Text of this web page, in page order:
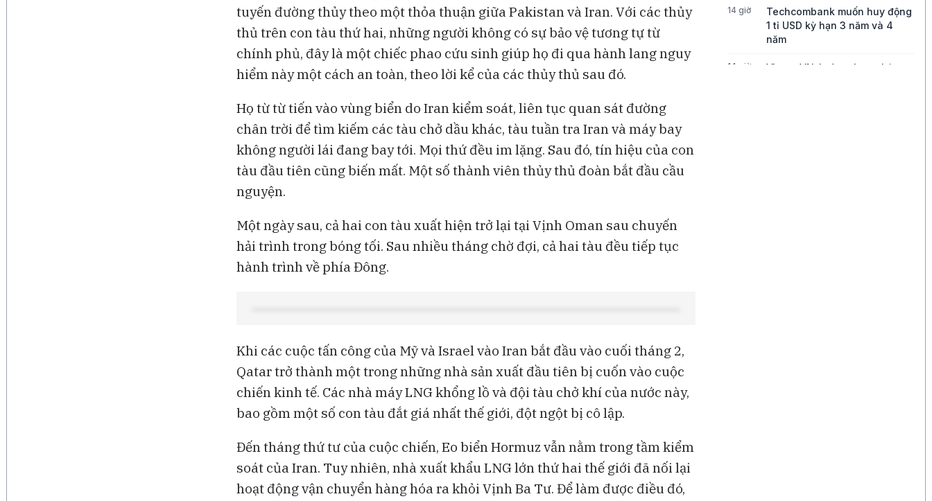
tuyến đường thủy theo một thỏa thuận giữa Pakistan và Iran. Với các thủy
thủ trên con tàu thứ hai, những người không có sự bảo vệ tương tự từ
chính phủ, đây là một chiếc phao cứu sinh giúp họ đi qua hành lang nguy
hiểm này một cách an toàn, theo lời kể của các thủy thủ sau đó.
Họ từ từ tiến vào vùng biển do Iran kiểm soát, liên tục quan sát đường
chân trời để tìm kiếm các tàu chở dầu khác, tàu tuần tra Iran và máy bay
không người lái đang bay tới. Mọi thứ đều im lặng. Sau đó, tín hiệu của con
tàu đầu tiên cũng biến mất. Một số thành viên thủy thủ đoàn bắt đầu cầu
nguyện.
Một ngày sau, cả hai con tàu xuất hiện trở lại tại Vịnh Oman sau chuyến
hải trình trong bóng tối. Sau nhiều tháng chờ đợi, cả hai tàu đều tiếp tục
hành trình về phía Đông.
Khi các cuộc tấn công của Mỹ và Israel vào Iran bắt đầu vào cuối tháng 2,
Qatar trở thành một trong những nhà sản xuất đầu tiên bị cuốn vào cuộc
chiến kinh tế. Các nhà máy LNG khổng lồ và đội tàu chở khí của nước này,
bao gồm một số con tàu đắt giá nhất thế giới, đột ngột bị cô lập.
Đến tháng thứ tư của cuộc chiến, Eo biển Hormuz vẫn nằm trong tầm kiểm
soát của Iran. Tuy nhiên, nhà xuất khẩu LNG lớn thứ hai thế giới đã nối lại
hoạt động vận chuyển hàng hóa ra khỏi Vịnh Ba Tư. Để làm được điều đó,
14 giờ
Techcombank muốn huy động
1 tỉ USD kỳ hạn 3 năm và 4
năm
14 giờ
Vì sao VN-Index chưa phản